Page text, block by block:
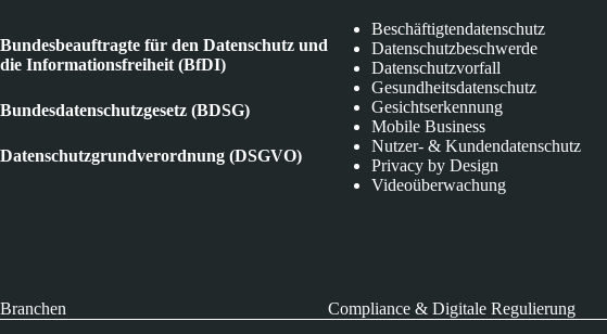
Bundesbeauftragte für den Datenschutz und
die Informationsfreiheit (BfDI)
Bundesdatenschutzgesetz (BDSG)
Datenschutzgrundverordnung (DSGVO)
Beschäftigtendatenschutz
Datenschutzbeschwerde
Datenschutzvorfall
Gesundheitsdatenschutz
Gesichtserkennung
Mobile Business
Nutzer- & Kundendatenschutz
Privacy by Design
Videoüberwachung
Branchen Compliance & Digitale Regulierung